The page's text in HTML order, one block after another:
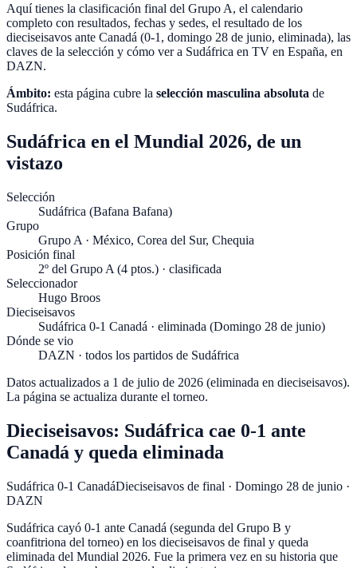
Aquí tienes la clasificación final del Grupo A, el calendario
completo con resultados, fechas y sedes, el resultado de los
dieciseisavos ante Canadá (0-1, domingo 28 de junio, eliminada), las
claves de la selección y cómo ver a Sudáfrica en TV en España, en
DAZN.
Ámbito: esta página cubre la selección masculina absoluta de
Sudáfrica.
Sudáfrica en el Mundial 2026, de un
vistazo
Selección
Sudáfrica (Bafana Bafana)
Grupo
Grupo A · México, Corea del Sur, Chequia
Posición final
2º del Grupo A (4 ptos.) · clasificada
Seleccionador
Hugo Broos
Dieciseisavos
Sudáfrica 0-1 Canadá · eliminada (Domingo 28 de junio)
Dónde se vio
DAZN · todos los partidos de Sudáfrica
Datos actualizados a 1 de julio de 2026 (eliminada en dieciseisavos).
La página se actualiza durante el torneo.
Dieciseisavos: Sudáfrica cae 0-1 ante
Canadá y queda eliminada
Sudáfrica 0-1 CanadáDieciseisavos de final · Domingo 28 de junio ·
DAZN
Sudáfrica cayó 0-1 ante Canadá (segunda del Grupo B y
coanfitriona del torneo) en los dieciseisavos de final y queda
eliminada del Mundial 2026. Fue la primera vez en su historia que